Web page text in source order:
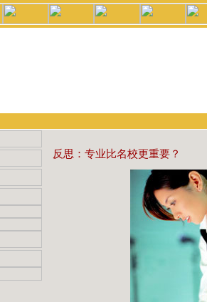
反思：专业比名校更重要？